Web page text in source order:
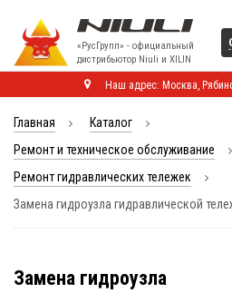
«РусГрупп» - официальный
диcтрибьютор Niuli и XILIN
Наш адрес: Москва,
Главная
Каталог
Ремонт и техническое обслуживание
Ремонт гидравлических тележек
Замена гидроузла гидравлической
Замена гидроузла